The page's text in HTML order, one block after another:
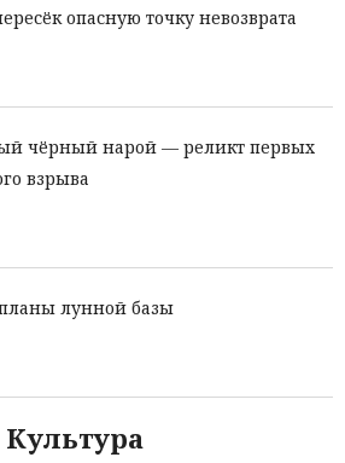
опасную точку невозврата
чёрный нарой — реликт первых
взрыва
лунной базы
Культура